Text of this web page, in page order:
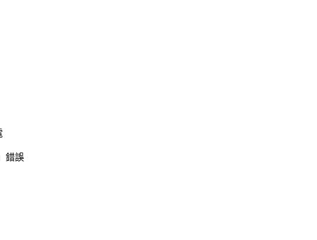
錯誤